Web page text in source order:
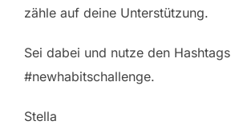
zähle auf deine Unterstützung.
Sei dabei und nutze den Hashtags
#newhabitschallenge.
Stella